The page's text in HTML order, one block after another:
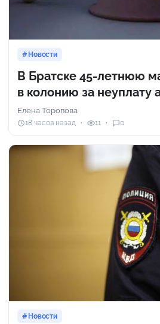
Новости
В Братске 45-летнюю
в колонию за неуплату
Елена Торопова
18 часов назад 11 0
Новости